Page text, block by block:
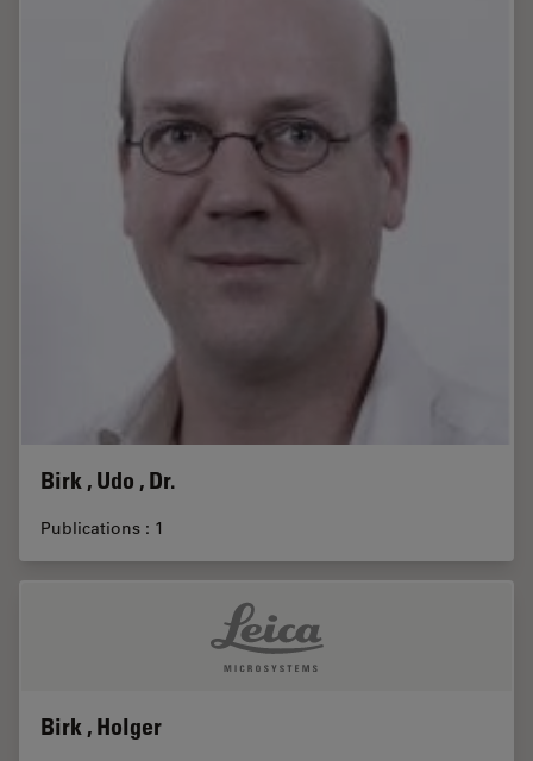
Birk , Udo , Dr.
Publications : 1
Birk , Holger